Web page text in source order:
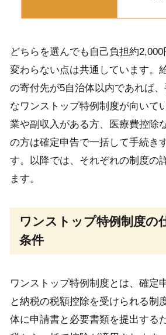
どちらを選んでも自己負担約
変わらない点は共通しています。
の寄付先が5自治体以内であれば
なワンストップ特例制度が向いて
業や副収入がある方、医療費控除
の方は確定申告で一括して手続き
す。以降では、それぞれの制度の
ます。
ワンストップ特例制度の
条件
ワンストップ特例制度とは、確定
と納税の税額控除を受けられる制
体に申請書と必要書類を提出する